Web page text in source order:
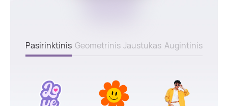
Pasirinktinis Geometrinis Jaustukas Augintinis